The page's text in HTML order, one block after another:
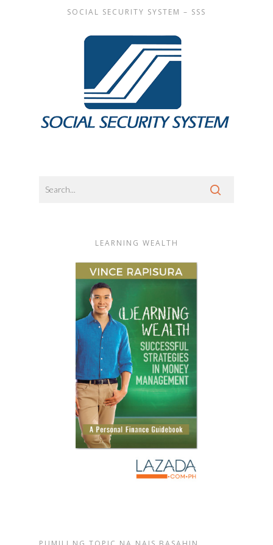
SOCIAL SECURITY SYSTEM – SSS
LEARNING WEALTH